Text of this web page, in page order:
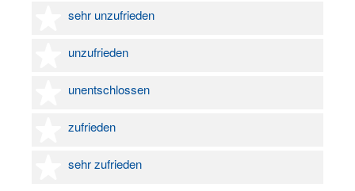
sehr unzufrieden
1 Stern
unzufrieden
2 Sterne
unentschlossen
3 Sterne
zufrieden
4 Sterne
sehr zufrieden
5 Sterne